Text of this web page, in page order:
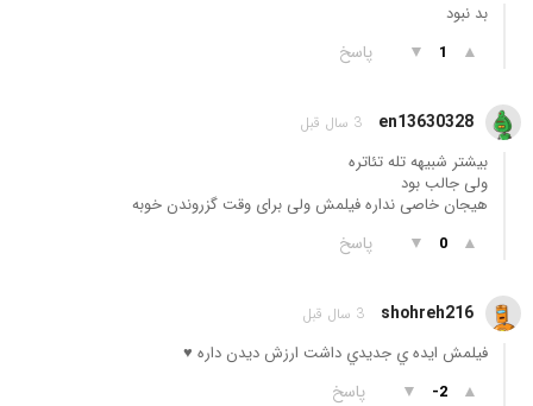
بد نبود
▲
1
▼ پاسخ
en13630328 3 سال قبل
بیشتر شبیهه تله تئاتره
ولی جالب بود
هیجان خاصی نداره فیلمش ولی برای وقت گزروندن خوبه
▲
0
▼ پاسخ
shohreh216 3 سال قبل
فيلمش ايده ي جديدي داشت ارزش ديدن داره ♥️
▲
-2
▼ پاسخ